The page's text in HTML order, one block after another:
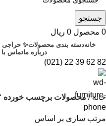
جستجو
0 محصول 0 ریال
خانهدسته بندی محصولات✨ حراجی
درباره ماتماس با
82 62 39 22 (021)
خانه محصولات برچسب خورده
مرتب سازی بر اساس